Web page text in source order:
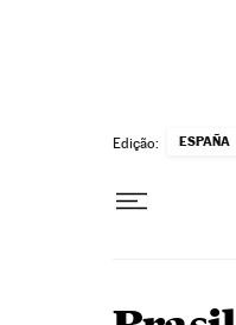
Edição: ESPAÑA